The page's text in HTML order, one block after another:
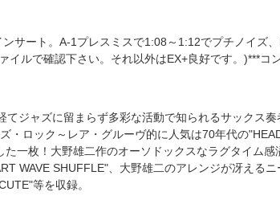
サート。A-1プレスミスで1:08～1:12でプチノイズ
ルで確認下さい。それ以外はEX+良好です。)***コ
ジャズに留まらず多彩な活動で知られるサックス奏
・ロック～レア・グルーヴ的に人気は70年代の
一枚！大野雄二作のオーソドックスなラグタイム感
WAVE SHUFFLE"、大野雄二のアレンジが冴えるニ
等を収録。